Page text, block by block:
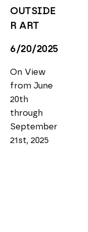
OUTSIDE
R ART
6/20/2025
On View
from June
20th
through
September
21st, 2025